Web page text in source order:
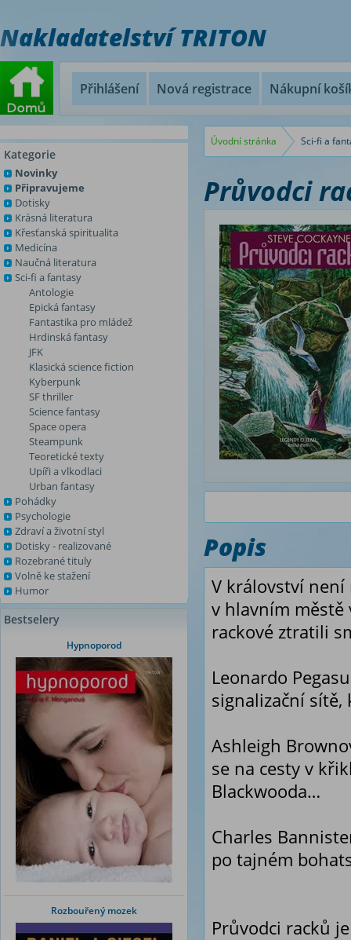
Nakladatelství TRITON
Přihlášení Nová registrace Nákupní
Kategorie
Novinky
Připravujeme
Dotisky
Krásná literatura
Křesťanská spiritualita
Medicína
Naučná literatura
Sci-fi a fantasy
Antologie
Epická fantasy
Fantastika pro mládež
Hrdinská fantasy
JFK
Klasická science fiction
Kyberpunk
SF thriller
Science fantasy
Space opera
Steampunk
Teoretické texty
Upíři a vlkodlaci
Urban fantasy
Pohádky
Psychologie
Zdraví a životní styl
Dotisky - realizované
Rozebrané tituly
Volně ke stažení
Humor
Bestselery
Hypnoporod
Rozbouřený mozek
Úvodní stránka Sci-fi a
Průvodci
Popis
V království
v hlavním městě
rackové ztratili
Leonardo
signalizační
Ashleigh
se na cesty v
Blackwooda…
Charles
po tajném
Průvodci racků